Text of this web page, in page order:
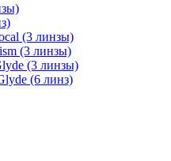
(3 линзы)
(3 линзы)
(3 линзы)
(6 линз)